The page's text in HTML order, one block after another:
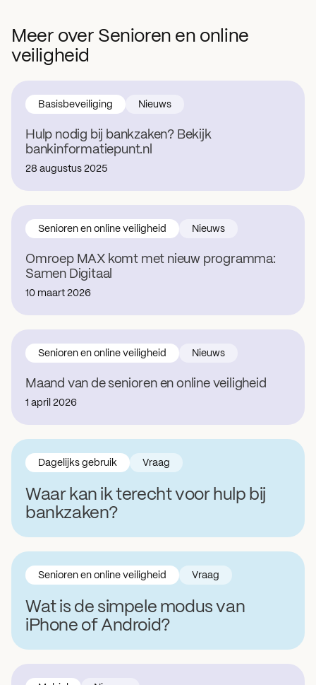
Meer over Senioren en online
veiligheid
Hulp nodig bij bankzaken? Bekijk
bankinformatiepunt.nl
Basisbeveiliging Nieuws
28 augustus 2025
Omroep MAX komt met nieuw programma:
Samen Digitaal
Senioren en online veiligheid Nieuws
10 maart 2026
Maand van de senioren en online veiligheid
Senioren en online veiligheid Nieuws
1 april 2026
Waar kan ik terecht voor hulp bij
bankzaken?
Dagelijks gebruik Vraag
Wat is de simpele modus van
iPhone of Android?
Senioren en online veiligheid Vraag